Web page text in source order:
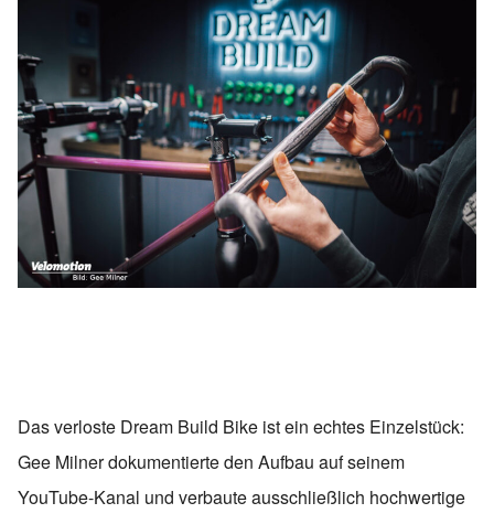
Das verloste Dream Build Bike ist ein echtes Einzelstück:
Gee Milner dokumentierte den Aufbau auf seinem
YouTube-Kanal und verbaute ausschließlich hochwertige